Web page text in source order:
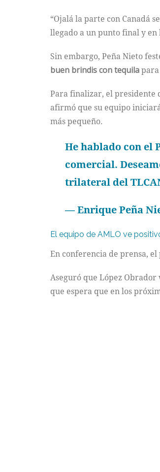
“Ojalá la parte con Canadá
llegado a un punto final y
Sin embargo, Peña Nieto
buen brindis con tequila
Para finalizar, el presidente
afirmó que su equipo
más pequeño.
He hablado con el
comercial.
trilateral del
— Enrique Peña
El equipo de AMLO ve
En conferencia de prensa,
Aseguró que López
que espera que en los